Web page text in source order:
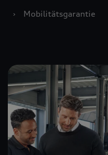
›
Mobilitätsgarantie